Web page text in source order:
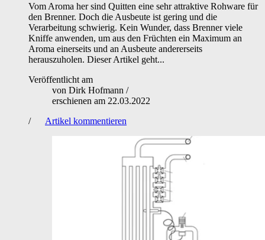
Vom Aroma her sind Quitten eine sehr attraktive Rohware für
den Brenner. Doch die Ausbeute ist gering und die
Verarbeitung schwierig. Kein Wunder, dass Brenner viele
Kniffe anwenden, um aus den Früchten ein Maximum an
Aroma einerseits und an Ausbeute andererseits
herauszuholen. Dieser Artikel geht...
Veröffentlicht am
von Dirk Hofmann /
erschienen am 22.03.2022
/
Artikel kommentieren